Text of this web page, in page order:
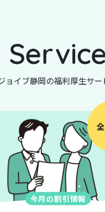
ョイブ静岡の福利厚生サー
今月の割引情報